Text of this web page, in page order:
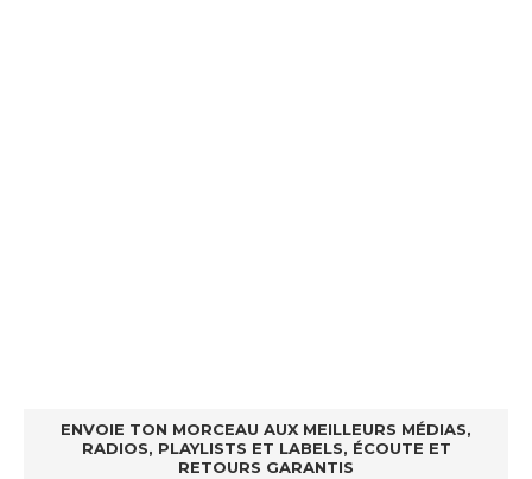
ENVOIE TON MORCEAU AUX MEILLEURS MÉDIAS,
RADIOS, PLAYLISTS ET LABELS, ÉCOUTE ET
RETOURS GARANTIS